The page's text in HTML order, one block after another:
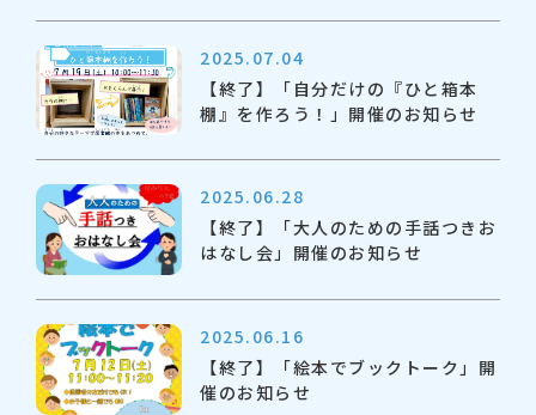
2025.07.04
【終了】「自分だけの『ひと箱本
棚』を作ろう！」開催のお知らせ
2025.06.28
【終了】「大人のための手話つきお
はなし会」開催のお知らせ
2025.06.16
【終了】「絵本でブックトーク」開
催のお知らせ